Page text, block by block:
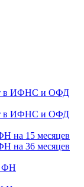
в ИФНС и ОФД
в ИФНС и ОФД
на 15 месяцев
на 36 месяцев
ФН